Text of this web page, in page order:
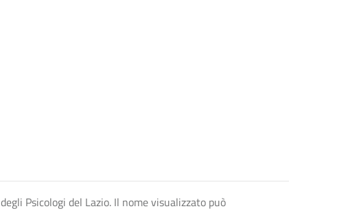
Psicologi del Lazio. Il nome visualizzato può